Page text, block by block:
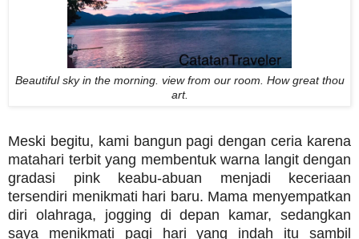
Beautiful sky in the morning. view from our room. How great thou
art.
Meski begitu, kami bangun pagi dengan ceria karena
matahari terbit yang membentuk warna langit dengan
gradasi pink keabu-abuan menjadi keceriaan
tersendiri menikmati hari baru. Mama menyempatkan
diri olahraga, jogging di depan kamar, sedangkan
saya menikmati pagi hari yang indah itu sambil